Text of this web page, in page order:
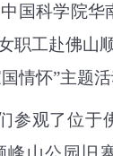
国科学院华
职工赴佛山
情怀”主题活
参观了位于